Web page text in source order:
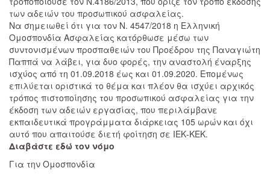
των αδειών του προσωπικού ασφαλείας.
Να σημειωθεί ότι για τον Ν. 4547/2018 η Ελληνική
Ομοσπονδία Ασφαλείας κατόρθωσε μέσω των
συντονισμένων προσπαθειών του Προέδρου της Παναγιώτη
Παππά να λάβει, για δυο φορές, την αναστολή έναρξης
ισχύος από τη 01.09.2018 έως και 01.09.2020. Επομένως
επιλύεται οριστικά το θέμα και πλέον θα ισχύει αρχικός
τρόπος πιστοποίησης του προσωπικού ασφαλείας για την
έκδοση των αδειών εργασίας, που περιλάμβανε
εκπαιδευτικά προγράμματα διάρκειας 105 ωρών και όχι
αυτό που απαιτούσε διετή φοίτηση σε ΙΕΚ-ΚΕΚ.
Διαβάστε εδώ τον νόμο
Για την Ομοσπονδία